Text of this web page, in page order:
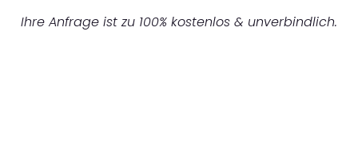
Ihre Anfrage ist zu 100% kostenlos & unverbindlich.